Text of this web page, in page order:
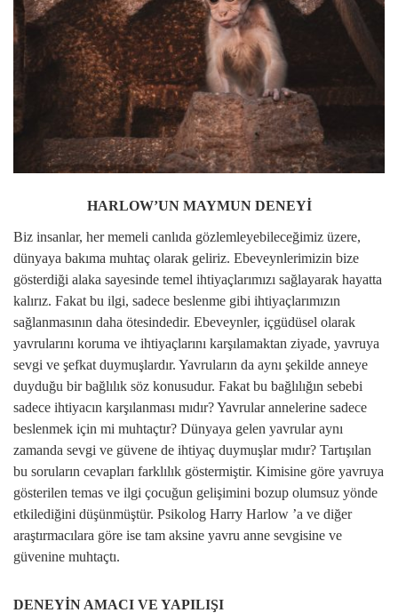
HARLOW’UN MAYMUN DENEYİ
Biz insanlar, her memeli canlıda gözlemleyebileceğimiz üzere,
dünyaya bakıma muhtaç olarak geliriz. Ebeveynlerimizin bize
gösterdiği alaka sayesinde temel ihtiyaçlarımızı sağlayarak hayatta
kalırız. Fakat bu ilgi, sadece beslenme gibi ihtiyaçlarımızın
sağlanmasının daha ötesindedir. Ebeveynler, içgüdüsel olarak
yavrularını koruma ve ihtiyaçlarını karşılamaktan ziyade, yavruya
sevgi ve şefkat duymuşlardır. Yavruların da aynı şekilde anneye
duyduğu bir bağlılık söz konusudur. Fakat bu bağlılığın sebebi
sadece ihtiyacın karşılanması mıdır?Yavrular annelerine sadece
beslenmek için mi muhtaçtır? Dünyaya gelen yavrular aynı
zamanda sevgi ve güvene de ihtiyaç duymuşlar mıdır? Tartışılan
bu soruların cevapları farklılık göstermiştir. Kimisine göre yavruya
gösterilen temas ve ilgi çocuğun gelişimini bozup olumsuz yönde
etkilediğini düşünmüştür. Psikolog Harry Harlow ’a ve diğer
araştırmacılara göre ise tam aksine yavru anne sevgisine ve
güvenine muhtaçtı.
DENEYİN AMACI VE YAPILIŞI